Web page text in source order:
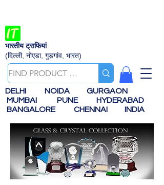
भारतीय ट्राफियां
(दिल्ली, नोएडा, गुड़गांव, भारत)
DELHI NOIDA
GURGAON
MUMBAI
PUNE
HYDERABAD
BANGALORE
CHENNAI INDIA